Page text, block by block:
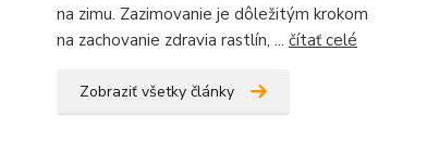
na zimu. Zazimovanie je dôležitým krokom
na zachovanie zdravia rastlín, ... čítať celé
Zobraziť všetky články